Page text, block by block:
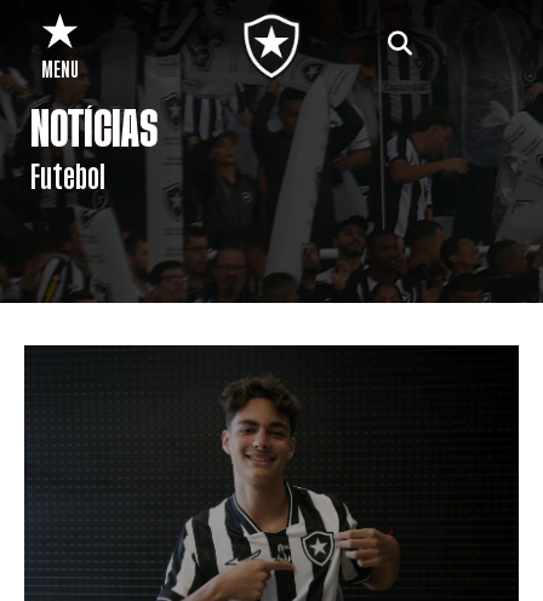
MENU
NOTÍCIAS
Futebol